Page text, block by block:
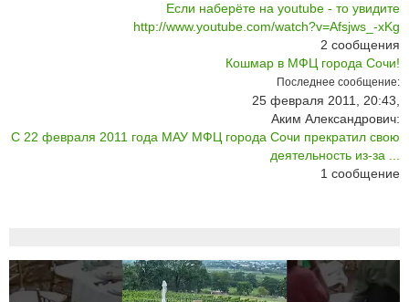
Если наберёте на youtube - то увидите
http://www.youtube.com/watch?v=Afsjws_-xKg
2 сообщения
Кошмар в МФЦ города Сочи!
Последнее сообщение:
25 февраля 2011, 20:43,
Аким Александрович:
С 22 февраля 2011 года МАУ МФЦ города Сочи прекратил свою
деятельность из-за ...
1 сообщение